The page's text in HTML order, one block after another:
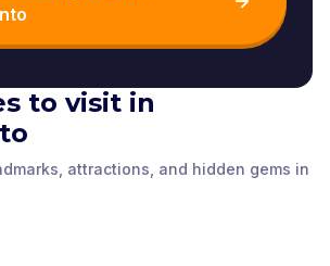
to visit in
attractions, and hidden gems in
Sacramento,United
The Stanford Mansion
Sacramento
United
Museum
Pony Express Statue